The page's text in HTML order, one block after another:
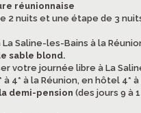
réunionnaise
2 nuits et une étape de 3
La Saline-les-Bains à la
sable blond.
votre journée libre à La
4* à la Réunion, en hôtel 4* à
la demi-pension (des jours 9 à